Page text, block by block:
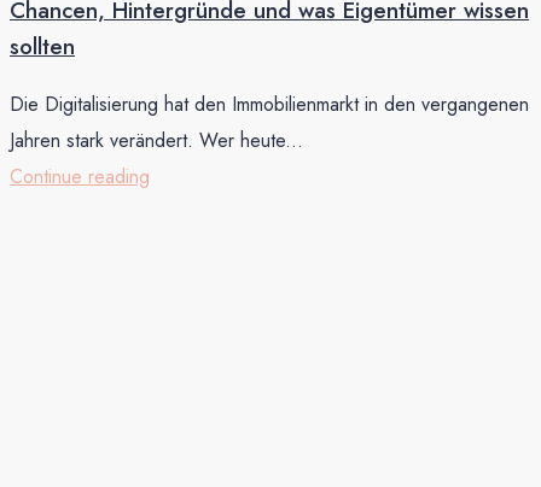
Chancen, Hintergründe und was Eigentümer wissen
sollten
Die Digitalisierung hat den Immobilienmarkt in den vergangenen
Jahren stark verändert. Wer heute...
Continue reading